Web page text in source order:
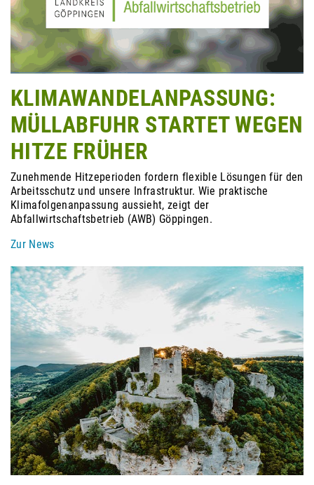
KLIMAWANDELANPASSUNG:
MÜLLABFUHR STARTET WEGEN
HITZE FRÜHER
Zunehmende Hitzeperioden fordern flexible Lösungen für den
Arbeitsschutz und unsere Infrastruktur. Wie praktische
Klimafolgenanpassung aussieht, zeigt der
Abfallwirtschaftsbetrieb (AWB) Göppingen.
Zur News